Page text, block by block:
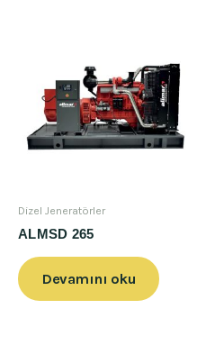
Dizel Jeneratörler
ALMSD 265
Devamını oku